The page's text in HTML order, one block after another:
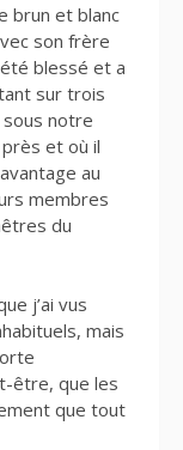
brun et blanc
son frère
blessé et a
sur trois
sous notre
et où il
au
membres
du
j’ai vus
mais
être, que les
que tout